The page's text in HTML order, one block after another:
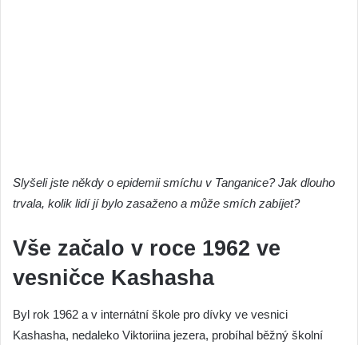
Slyšeli jste někdy o epidemii smíchu v Tanganice? Jak dlouho
trvala, kolik lidí jí bylo zasaženo a může smích zabíjet?
Vše začalo v roce 1962 ve
vesničce Kashasha
Byl rok 1962 a v internátní škole pro dívky ve vesnici
Kashasha, nedaleko Viktoriina jezera, probíhal běžný školní